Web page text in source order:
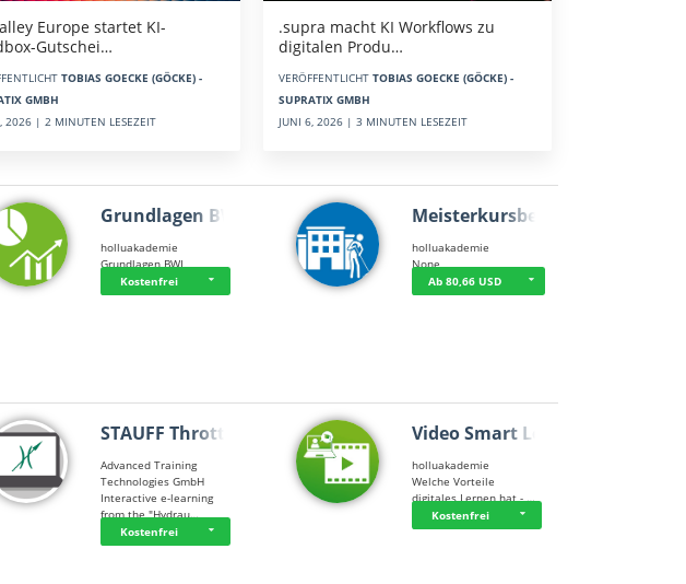
Europe startet KI-
Gutschei…
TOBIAS GOECKE (GÖCKE) -
GMBH
2026 | 2 MINUTEN LESEZEIT
.supra macht KI Workflows zu
digitalen Produ…
VERÖFFENTLICHT TOBIAS GOECKE (GÖCKE) -
SUPRATIX GMBH
JUNI 6, 2026 | 3 MINUTEN LESEZEIT
Grundlagen BWL
holluakademie
Grundlagen BWL
Kostenfrei
Meisterkursbegl…
holluakademie
None
Ab 80,66 USD
STAUFF Throttle…
Advanced Training
Technologies GmbH
Interactive e-learning
from the "Hydrau…
Kostenfrei
Video Smart Lea…
holluakademie
Welche Vorteile
digitales Lernen hat - …
Kostenfrei